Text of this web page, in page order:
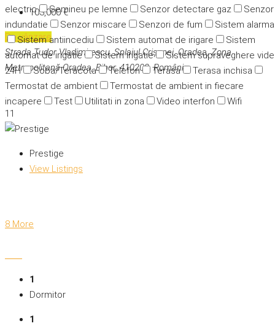
electric
Semineu pe lemne Senzor detectare gaz
Senzor
indundatie
Senzor miscare Senzori de fum
Sistem alarma
Sistem antiincediu
Sistem automat de irigare
Sistem
automat de irigatie
Sistem irigatie
Sistem supraveghere
24H
Soba/Teracota Telefon Terasa
Terasa inchisa
Termostat de ambient
Termostat de ambient in fiecare
incapere
Test Utilitati in zona Video interfon Wifi
103,000 €
De vânzare
Strada Tudor Vladimirescu, Splaiul Crișanei, Oradea, Zona
Metropolitană Oradea, Bihor, 410202, România
11
Prestige
View Listings
8 More
1
Dormitor
1